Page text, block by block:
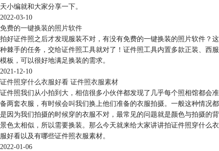
由此可见，非常简洁的界面、人性化的功能、周到的用户场景考虑等
等构成了证照之星受到大家热捧的原因，用心做出的产品，大家自然也会
竖起个大拇指。
想要了解更多证照之星的相关资讯，可多多关注
本文为原创，转载请标明原址：
dgxdgzjzjzqxjd.html
天小编就和大家分享一下。
2022-03-10
免费的一键换装的照片软件
拍好证件照之后才发现服装不对，有没有免费的一键换装的照片软件？这
种棘手的任务，交给证件照工具就对了！证件照工具内置多款正装、西服
模板，可以很好地满足换装的需求。
2021-12-10
证件照穿什么衣服好看 证件照衣服素材
证件照我们从小拍到大，相信很多小伙伴都发现了几乎每个照相馆都会准
备两套衣服，有时候会叫我们换上他们准备的衣服拍摄。一般这种情况都
是因为我们拍摄的时候穿的衣服不对，最常见的问题就是颜色与拍摄的背
景色太相似，所以需要换装。那么今天就来给大家讲讲拍证件照穿什么衣
服好看以及有哪些证件照衣服素材。
2022-01-06